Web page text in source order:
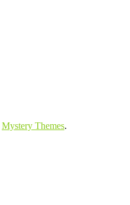
Mystery Themes.